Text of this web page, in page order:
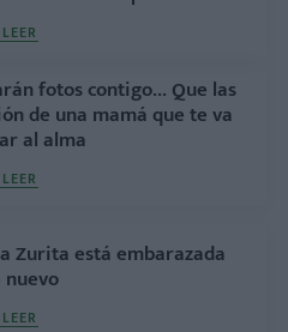
LEER
fotos contigo... Que las
de una mamá que te va
al alma
LEER
Zurita está embarazada
nuevo
LEER